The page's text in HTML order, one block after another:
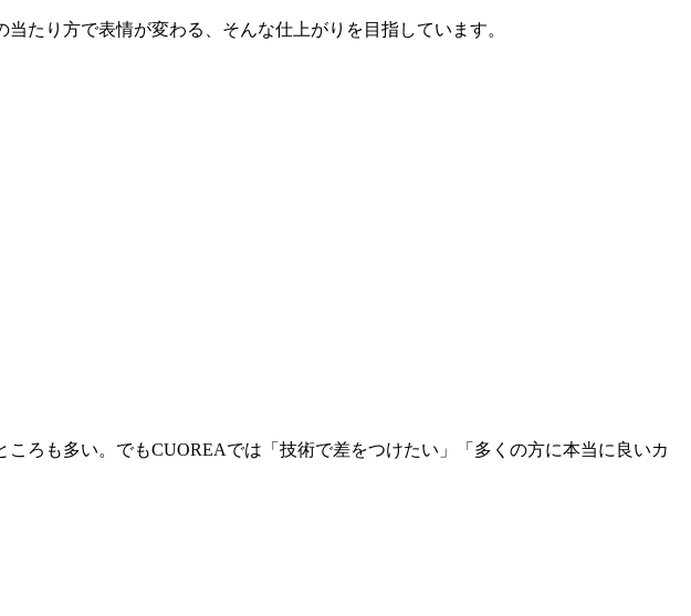
たり方で表情が変わる、そんな仕上がりを目指しています。
ろも多い。でもCUOREAでは「技術で差をつけたい」「多くの方に本当に良いカ